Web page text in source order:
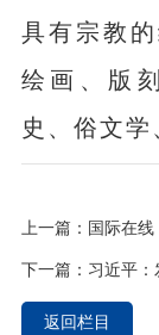
具有宗教
绘画、版
史、俗文学
上一篇： 国际在
下一篇： 习近平：
返回栏目